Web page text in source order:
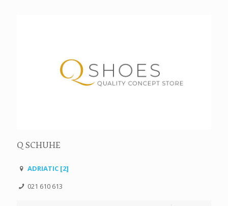
Q SCHUHE
ADRIATIC [2]
021 610 613